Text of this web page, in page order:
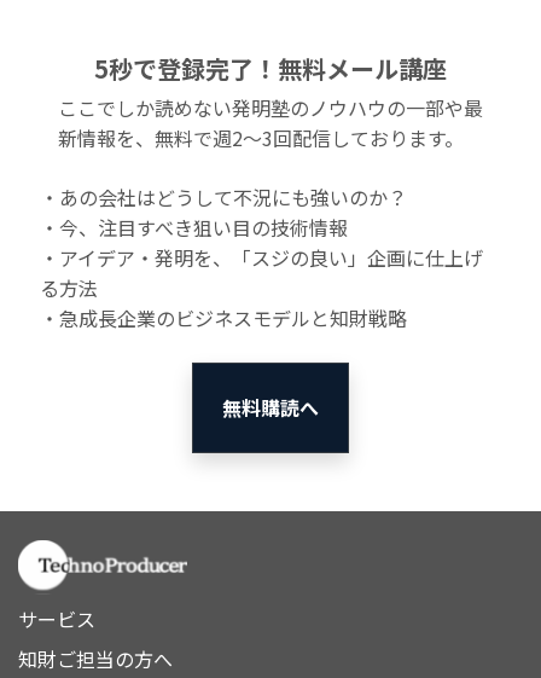
5秒で登録完了！無料メール講座
ここでしか読めない発明塾のノウハウの一部や最
新情報を、無料で週2〜3回配信しております。
・あの会社はどうして不況にも強いのか？
・今、注目すべき狙い目の技術情報
・アイデア・発明を、「スジの良い」企画に仕上げ
る方法
・急成長企業のビジネスモデルと知財戦略
無料購読へ
サービス
知財ご担当の方へ